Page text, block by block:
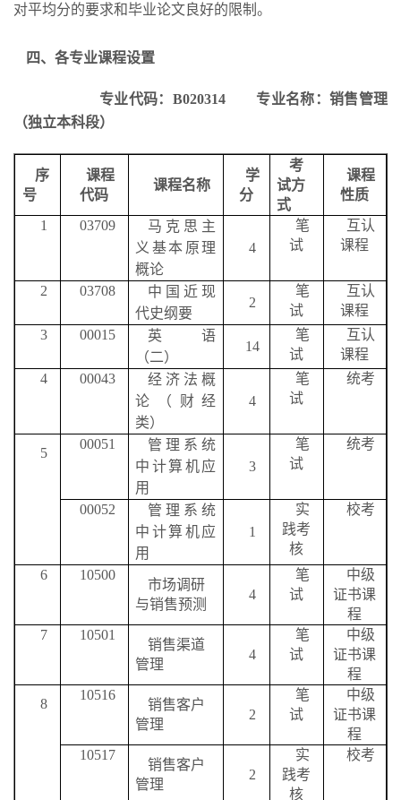
对平均分的要求和毕业论文良好的限制。
四、各专业课程设置
专业代码： B020314
专业名称：销售管理
（独立本科段）
序
号
课程
代码
课程名称
学
分
考
试方
式
课程
性质
1 03709
马克思主
义基本原理
概论
4
笔
试
互认
课程
2 03708
中国近现
代史纲要
2
笔
试
互认
课程
3
00015
英语
（二）
14
笔
试
互认
课程
4
00043
经济法概
论（财经
类）
4
笔
试
统考
5
00051
管理系统
中计算机应
用
3
笔
试
统考
00052
管理系统
中计算机应
用
1
实
践考
核
校考
6 10500
市场调研
与销售预测
4
笔
试
中级
证书课
程
7
10501
销售渠道
管理
4
笔
试
中级
证书课
程
8
10516
销售客户
管理
2
笔
试
中级
证书课
程
10517
销售客户
管理
2
实
践考
核
校考